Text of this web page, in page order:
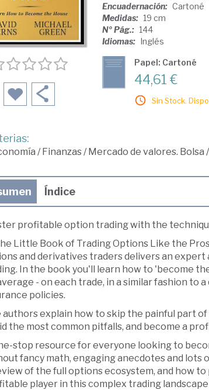
Encuadernación: Cartoné
Medidas: 19 cm
Nº Pág.: 144
Idiomas: Inglés
Papel: Cartoné
44,61 €
Sin Stock.
/Finanzas/Mercado de valores. Bolsa /
Índice
profitable option trading with the
Little Book of Trading Options Like the
and derivatives traders delivers an
In the book you'll learn how to 'become
- on each trade, in a similar fashion to
policies.
authors explain how to skip the painful part
the most common pitfalls, and become a
stop resource for everyone looking to
fancy math, engaging anecdotes and lots
of the full options ecosystem, and how
player in this complex trading landscape